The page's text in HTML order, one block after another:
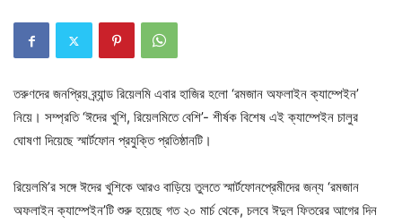
তরুণদের জনপ্রিয় ব্র্যান্ড রিয়েলমি এবার হাজির হলো ‘রমজান অফলাইন ক্যাম্পেইন’
নিয়ে। সম্প্রতি ‘ঈদের খুশি, রিয়েলমিতে বেশি’- শীর্ষক বিশেষ এই ক্যাম্পেইন চালুর
ঘোষণা দিয়েছে স্মার্টফোন প্রযুক্তি প্রতিষ্ঠানটি।
রিয়েলমি’র সঙ্গে ঈদের খুশিকে আরও বাড়িয়ে তুলতে স্মার্টফোনপ্রেমীদের জন্য ‘রমজান
অফলাইন ক্যাম্পেইন’টি শুরু হয়েছে গত ২০ মার্চ থেকে, চলবে ঈদুল ফিতরের আগের দিন